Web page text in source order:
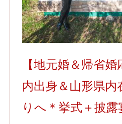
【地元婚＆帰省
内出身＆山形県内
りへ＊挙式＋披露